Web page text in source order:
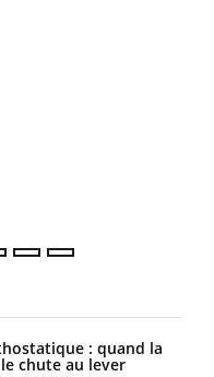
: quand la
chute au lever